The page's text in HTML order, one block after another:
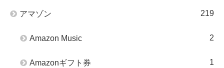
アマゾン 219
Amazon Music 2
Amazonギフト券 1